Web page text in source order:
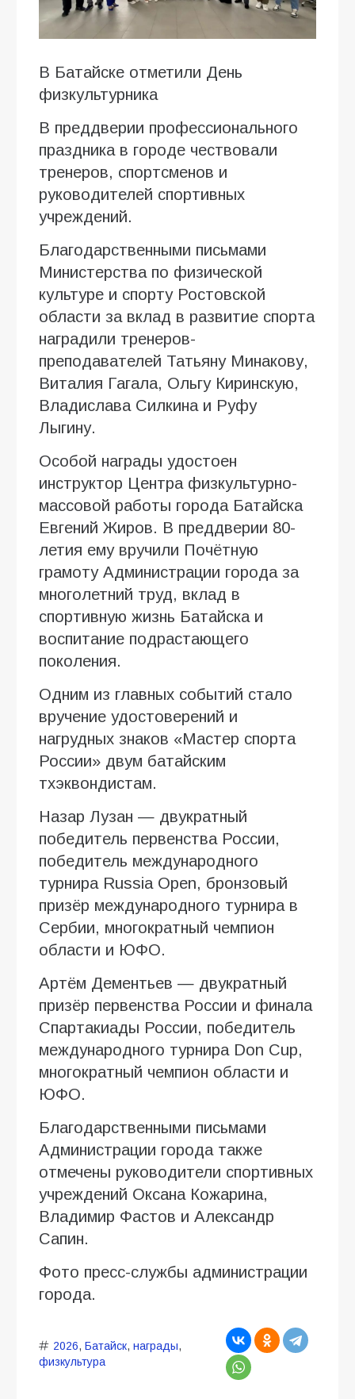
В Батайске отметили День
физкультурника
В преддверии профессионального
праздника в городе чествовали
тренеров, спортсменов и
руководителей спортивных
учреждений.
Благодарственными письмами
Министерства по физической
культуре и спорту Ростовской
области за вклад в развитие спорта
наградили тренеров-
преподавателей Татьяну Минакову,
Виталия Гагала, Ольгу Киринскую,
Владислава Силкина и Руфу
Лыгину.
Особой награды удостоен
инструктор Центра физкультурно-
массовой работы города Батайска
Евгений Жиров. В преддверии 80-
летия ему вручили Почётную
грамоту Администрации города за
многолетний труд, вклад в
спортивную жизнь Батайска и
воспитание подрастающего
поколения.
Одним из главных событий стало
вручение удостоверений и
нагрудных знаков «Мастер спорта
России» двум батайским
тхэквондистам.
Назар Лузан — двукратный
победитель первенства России,
победитель международного
турнира Russia Open, бронзовый
призёр международного турнира в
Сербии, многократный чемпион
области и ЮФО.
Артём Дементьев — двукратный
призёр первенства России и финала
Спартакиады России, победитель
международного турнира Don Cup,
многократный чемпион области и
ЮФО.
Благодарственными письмами
Администрации города также
отмечены руководители спортивных
учреждений Оксана Кожарина,
Владимир Фастов и Александр
Сапин.
Фото пресс-службы администрации
города.
2026, Батайск, награды,
физкультура